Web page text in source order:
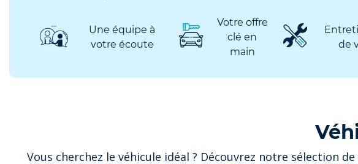
Une équipe à
votre écoute
Votre offre
clé en
main
de
Vous cherchez le véhicule idéal ? Découvrez notre sélection